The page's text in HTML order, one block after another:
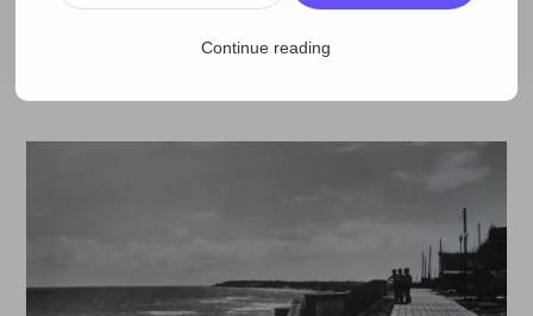
2013 > June > 28 > Istorie VIDEO: Statiunea Mamaia în 1968
Continue reading